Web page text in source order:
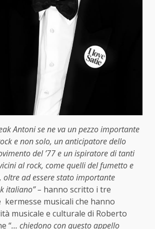
Antoni se ne va un pezzo importante
e non solo, un anticipatore dello
del ’77 e un ispiratore di tanti
al rock, come quelli del fumetto e
ad essere stato importante
italiano” – hanno scritto i tre
musicali che hanno
musicale e culturale di Roberto
“… chiedono con questo appello